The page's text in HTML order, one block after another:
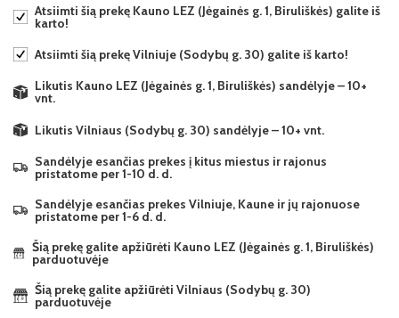
Atsiimti šią prekę Kauno LEZ (Jėgainės g. 1, Biruliškės) galite iš
karto!
Atsiimti šią prekę Vilniuje (Sodybų g. 30) galite iš karto!
Likutis Kauno LEZ (Jėgainės g. 1, Biruliškės) sandėlyje – 10+
vnt.
Likutis Vilniaus (Sodybų g. 30) sandėlyje – 10+ vnt.
Sandėlyje esančias prekes į kitus miestus ir rajonus
pristatome per 1-10 d. d.
Sandėlyje esančias prekes Vilniuje, Kaune ir jų rajonuose
pristatome per 1-6 d. d.
Šią prekę galite apžiūrėti Kauno LEZ (Jėgainės g. 1, Biruliškės)
parduotuvėje
Šią prekę galite apžiūrėti Vilniaus (Sodybų g. 30)
parduotuvėje